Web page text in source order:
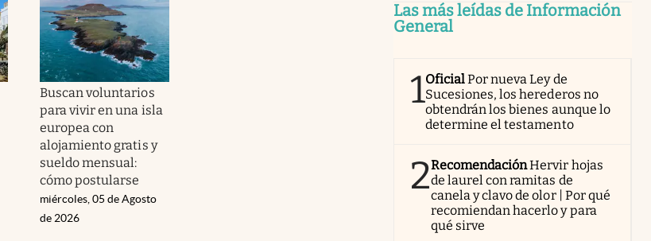
Buscan voluntarios
para vivir en una isla
europea con
alojamiento gratis y
sueldo mensual:
cómo postularse
miércoles, 05 de Agosto
de 2026
Las más leídas de Información
General
1OficialPor nueva Ley de
Sucesiones, los herederos no
obtendrán los bienes aunque lo
determine el testamento
2RecomendaciónHervir hojas
de laurel con ramitas de
canela y clavo de olor | Por qué
recomiendan hacerlo y para
qué sirve